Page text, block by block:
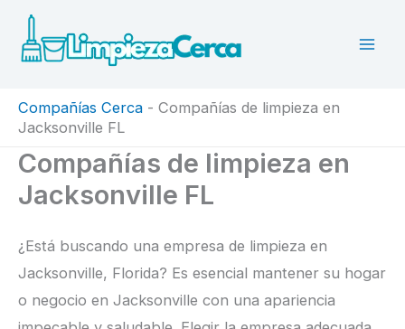
contenido
Compañías Cerca - Compañías de limpieza en
Jacksonville FL
Compañías de limpieza en
Jacksonville FL
¿Está buscando una empresa de limpieza en
Jacksonville, Florida? Es esencial mantener su hogar
o negocio en Jacksonville con una apariencia